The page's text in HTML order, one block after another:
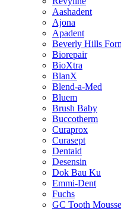
Aashadent
Ajona
Apadent
Beverly Hills
Biorepair
BioXtra
BlanX
Blend-a-Med
Bluem
Brush Baby
Buccotherm
Curaprox
Curasept
Dentaid
Desensin
Dok Bau Ku
Emmi-Dent
Fuchs
GC Tooth Mousse